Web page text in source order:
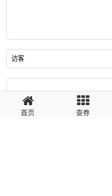
回复需填写必要信息
首页 查券